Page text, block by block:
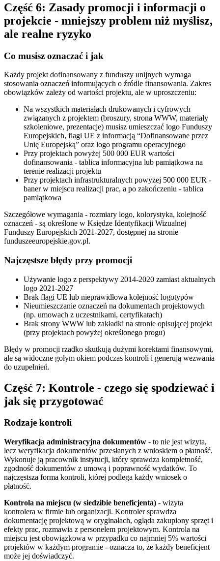
Część 6: Zasady promocji i informacji o
projekcie - mniejszy problem niż myślisz,
ale realne ryzyko
Co musisz oznaczać i jak
Każdy projekt dofinansowany z funduszy unijnych wymaga
stosowania oznaczeń informujących o źródle finansowania. Zakres
obowiązków zależy od wartości projektu, ale w uproszczeniu:
Na wszystkich materiałach drukowanych i cyfrowych
związanych z projektem (broszury, strona WWW, materiały
szkoleniowe, prezentacje) musisz umieszczać logo Funduszy
Europejskich, flagi UE z informacją “Dofinansowane przez
Unię Europejską” oraz logo programu operacyjnego
Przy projektach powyżej 500 000 EUR wartości
dofinansowania - tablica informacyjna lub pamiątkowa na
terenie realizacji projektu
Przy projektach infrastrukturalnych powyżej 500 000 EUR -
baner w miejscu realizacji prac, a po zakończeniu - tablica
pamiątkowa
Szczegółowe wymagania - rozmiary logo, kolorystyka, kolejność
oznaczeń - są określone w Księdze Identyfikacji Wizualnej
Funduszy Europejskich 2021-2027, dostępnej na stronie
funduszeeuropejskie.gov.pl.
Najczęstsze błędy przy promocji
Używanie logo z perspektywy 2014-2020 zamiast aktualnych
logo 2021-2027
Brak flagi UE lub nieprawidłowa kolejność logotypów
Nieumieszczanie oznaczeń na dokumentach projektowych
(np. umowach z uczestnikami, certyfikatach)
Brak strony WWW lub zakładki na stronie opisującej projekt
(przy projektach powyżej określonego progu)
Błędy w promocji rzadko skutkują dużymi korektami finansowymi,
ale są widoczne gołym okiem podczas kontroli i generują wezwania
do uzupełnień.
Część 7: Kontrole - czego się spodziewać i
jak się przygotować
Rodzaje kontroli
Weryfikacja administracyjna dokumentów - to nie jest wizyta,
lecz weryfikacja dokumentów przesłanych z wnioskiem o płatność.
Wykonuje ją pracownik instytucji, który sprawdza kompletność,
zgodność dokumentów z umową i poprawność wydatków. To
najczęstsza forma kontroli, której podlega każdy wniosek o
płatność.
Kontrola na miejscu (w siedzibie beneficjenta) - wizyta
kontrolera w firmie lub organizacji. Kontroler sprawdza
dokumentację projektową w oryginałach, ogląda zakupiony sprzęt i
efekty prac, rozmawia z personelem projektowym. Kontrola na
miejscu jest obowiązkowa w przypadku co najmniej 5% wartości
projektów w każdym programie - oznacza to, że każdy beneficjent
może jej doświadczyć.